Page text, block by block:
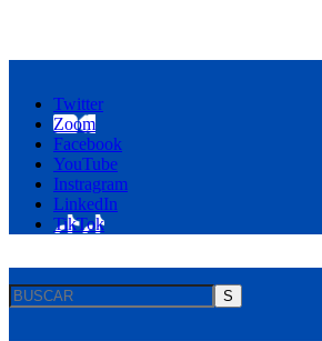
Twitter
Zoom
Facebook
YouTube
Instragram
LinkedIn
TikTok
S